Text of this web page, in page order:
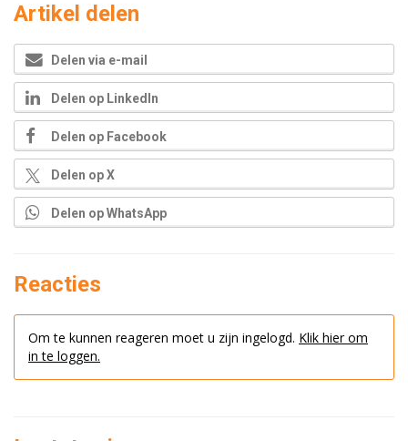
Artikel delen
Delen via e-mail
Delen op LinkedIn
Delen op Facebook
Delen op X
Delen op WhatsApp
Reacties
Om te kunnen reageren moet u zijn ingelogd. Klik hier om
in te loggen.